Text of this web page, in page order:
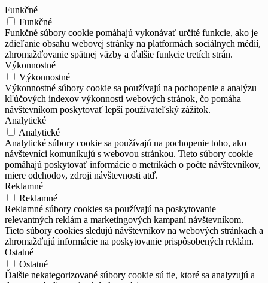
Funkčné
Funkčné
Funkčné súbory cookie pomáhajú vykonávať určité funkcie, ako je
zdieľanie obsahu webovej stránky na platformách sociálnych médií,
zhromažďovanie spätnej väzby a ďalšie funkcie tretích strán.
Výkonnostné
Výkonnostné
Výkonnostné súbory cookie sa používajú na pochopenie a analýzu
kľúčových indexov výkonnosti webových stránok, čo pomáha
návštevníkom poskytovať lepší používateľský zážitok.
Analytické
Analytické
Analytické súbory cookie sa používajú na pochopenie toho, ako
návštevníci komunikujú s webovou stránkou. Tieto súbory cookie
pomáhajú poskytovať informácie o metrikách o počte návštevníkov,
miere odchodov, zdroji návštevnosti atď.
Reklamné
Reklamné
Reklamné súbory cookies sa používajú na poskytovanie
relevantných reklám a marketingových kampaní návštevníkom.
Tieto súbory cookies sledujú návštevníkov na webových stránkach a
zhromažďujú informácie na poskytovanie prispôsobených reklám.
Ostatné
Ostatné
Ďalšie nekategorizované súbory cookie sú tie, ktoré sa analyzujú a